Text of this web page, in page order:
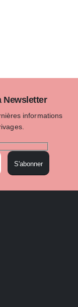
Newsletter
informations
S'abonner